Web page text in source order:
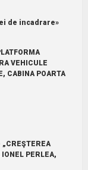
de incadrare»
VEHICULE
CABINA POARTA
„CREŞTEREA
PERLEA,